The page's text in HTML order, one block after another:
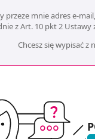
przeze mnie adres e-
z Art. 10 pkt 2 Ustawy
Chcesz się wypisać z